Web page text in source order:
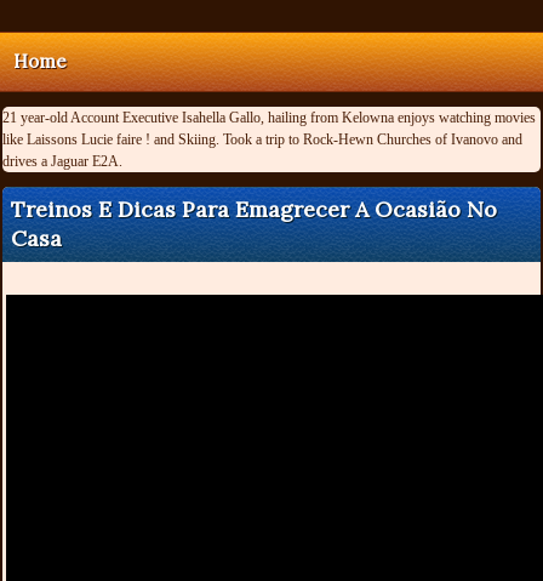
Home
21 year-old Account Executive Isahella Gallo, hailing from Kelowna enjoys watching movies
like Laissons Lucie faire ! and Skiing. Took a trip to Rock-Hewn Churches of Ivanovo and
drives a Jaguar E2A.
Treinos E Dicas Para Emagrecer A Ocasião No
Casa